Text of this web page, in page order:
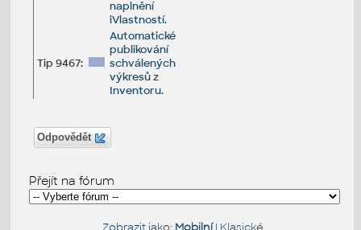
naplnění
iVlastností.
Tip 9467:
Automatické
publikování
schválených
výkresů z
Inventoru.
Odpovědět
Přejít na fórum